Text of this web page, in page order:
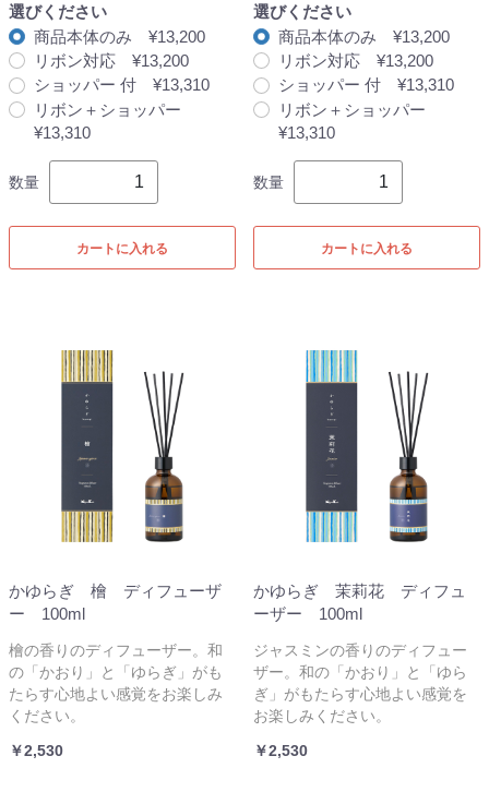
選びください
商品本体のみ ¥13,200
リボン対応 ¥13,200
ショッパー 付 ¥13,310
リボン＋ショッパー
¥13,310
数量
カートに入れる
選びください
商品本体のみ ¥13,200
リボン対応 ¥13,200
ショッパー 付 ¥13,310
リボン＋ショッパー
¥13,310
数量
カートに入れる
かゆらぎ 檜 ディフューザ
ー 100ml
檜の香りのディフューザー。和
の「かおり」と「ゆらぎ」がも
たらす心地よい感覚をお楽しみ
ください。
￥2,530
かゆらぎ 茉莉花 ディフュ
ーザー 100ml
ジャスミンの香りのディフュー
ザー。和の「かおり」と「ゆら
ぎ」がもたらす心地よい感覚を
お楽しみください。
￥2,530